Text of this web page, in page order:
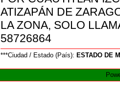
ATIZAPÁN DE
LA ZONA, SOLO
58726864
***Ciudad / Estado (País): ESTADO DE